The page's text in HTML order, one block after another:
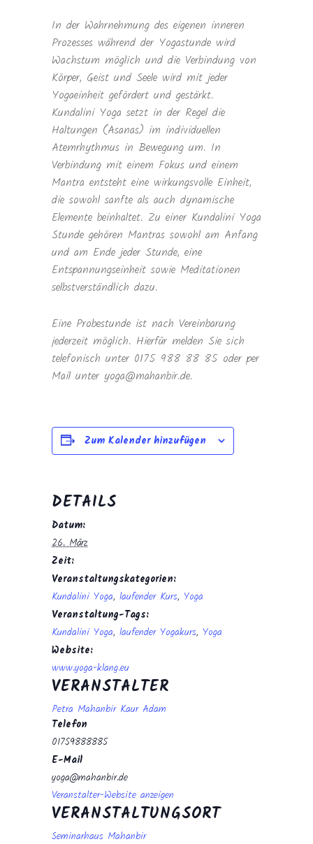
In der Wahrnehmung des eigenen inneren
Prozesses während der Yogastunde wird
Wachstum möglich und die Verbindung von
Körper, Geist und Seele wird mit jeder
Yogaeinheit gefördert und gestärkt.
Kundalini Yoga setzt in der Regel die
Haltungen (Asanas) im individuellen
Atemrhythmus in Bewegung um. In
Verbindung mit einem Fokus und einem
Mantra entsteht eine wirkungsvolle Einheit,
die sowohl sanfte als auch dynamische
Elemente beinhaltet. Zu einer Kundalini Yoga
Stunde gehören Mantras sowohl am Anfang
und am Ende jeder Stunde, eine
Entspannungseinheit sowie Meditationen
selbstverständlich dazu.
Eine Probestunde ist nach Vereinbarung
jederzeit möglich. Hierfür melden Sie sich
telefonisch unter 0175 988 88 85 oder per
Mail unter yoga@mahanbir.de.
Zum Kalender hinzufügen
DETAILS
Datum:
26. März
Zeit:
Veranstaltungskategorien:
Kundalini Yoga, laufender Kurs, Yoga
Veranstaltung-Tags:
Kundalini Yoga, laufender Yogakurs, Yoga
Website:
www.yoga-klang.eu
VERANSTALTUNGSORT
Seminarhaus Mahanbir
VERANSTALTER
Petra Mahanbir Kaur Adam
Telefon
01759888885
E-Mail
yoga@mahanbir.de
Veranstalter-Website anzeigen